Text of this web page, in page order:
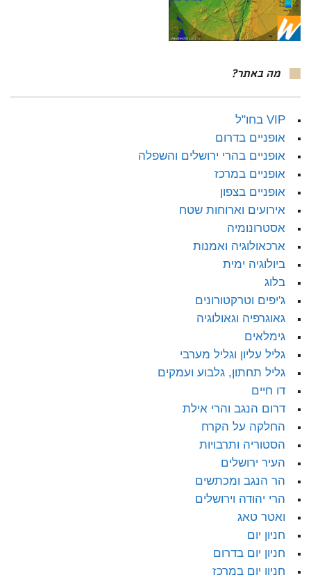
מה באתר?
VIP בחו"ל
אופניים בדרום
אופניים בהרי ירושלים והשפלה
אופניים במרכז
אופניים בצפון
אירועים וארוחות שטח
אסטרונומיה
ארכאולוגיה ואמנות
ביולוגיה ימית
בלוג
ג'יפים וטרקטורונים
גאוגרפיה וגאולוגיה
גימלאים
גליל עליון וגליל מערבי
גליל תחתון, גלבוע ועמקים
דו חיים
דרום הנגב והרי אילת
החלקה על הקרח
הסטוריה ותרבויות
העיר ירושלים
הר הנגב ומכתשים
הרי יהודה וירושלים
ואטר טאג
חניון יום
חניון יום בדרום
חניון יום במרכז